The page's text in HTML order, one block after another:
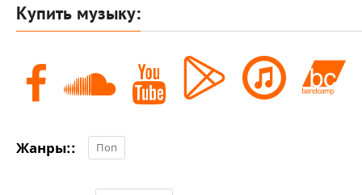
Купить музыку:
Жанры:: Поп